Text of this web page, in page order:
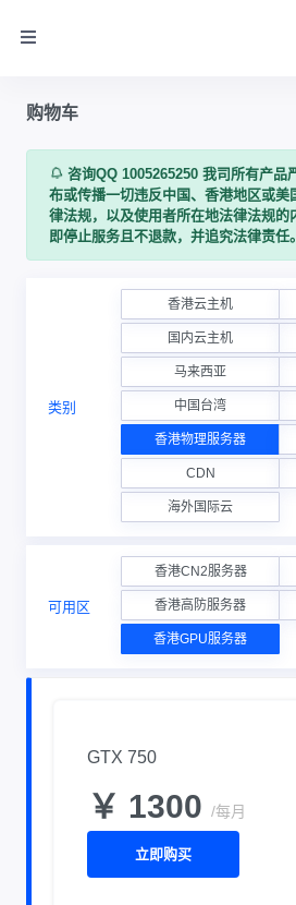
购物车
咨询QQ 1005265250 我司所有产品
布或传播一切违反中国、香港地区或美
律法规，以及使用者所在地法律法规的
即停止服务且不退款，并追究法律责任。
类别
香港云主机
国内云主机
马来西亚
中国台湾
香港物理服务器
CDN
海外国际云
可用区
香港CN2服务器
香港高防服务器
香港GPU服务器
GTX 750
￥ 1300 /每月
立即购买